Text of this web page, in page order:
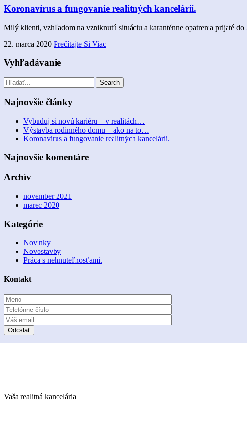
Koronavírus a fungovanie realitných kancelárií.
Milý klienti, vzhľadom na vzniknutú situáciu a karanténne opatrenia prijaté
22. marca 2020 Prečítajte Si Viac
Vyhľadávanie
Najnovšie články
Vybuduj si novú kariéru – v realitách…
Výstavba rodinného domu – ako na to…
Koronavírus a fungovanie realitných kancelárií.
Najnovšie komentáre
Archív
november 2021
marec 2020
Kategórie
Novinky
Novostavby
Práca s nehnuteľnosťami.
Kontakt
Vaša realitná kancelária